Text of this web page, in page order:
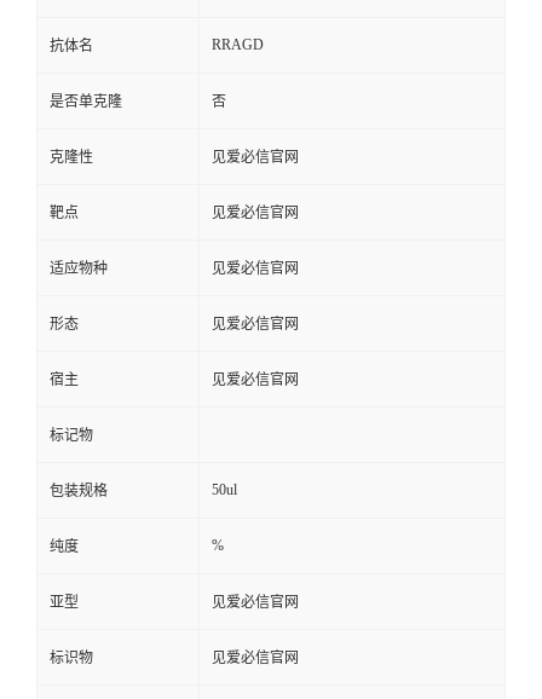
抗体名 RRAGD
是否单克隆 否
克隆性 见爱必信官网
靶点 见爱必信官网
适应物种 见爱必信官网
形态 见爱必信官网
宿主 见爱必信官网
标记物
包装规格 50ul
纯度 %
亚型 见爱必信官网
标识物 见爱必信官网